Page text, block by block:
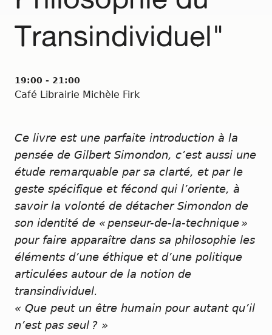
Transindividuel"
19:00 - 21:00
Café Librairie Michèle Firk
Ce livre est une parfaite introduction à la
pensée de Gilbert Simondon, c’est aussi une
étude remarquable par sa clarté, et par le
geste spécifique et fécond qui l’oriente, à
savoir la volonté de détacher Simondon de
son identité de « penseur-de-la-technique »
pour faire apparaître dans sa philosophie les
éléments d’une éthique et d’une politique
articulées autour de la notion de
transindividuel.
« Que peut un être humain pour autant qu’il
n’est pas seul ? »